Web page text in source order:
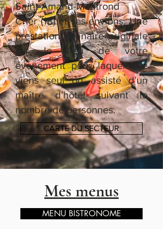
Saint-Amand-Montrond -
Cher (18) et ses envions. Une
prestation culinaire originale
sur le lieu de votre
évènement pour laquelle je
viens seul ou assisté d'un
maître d'hôtel suivant le
nombre de personnes.
CARTE DU SECTEUR
Mes menus
MENU BISTRONOME